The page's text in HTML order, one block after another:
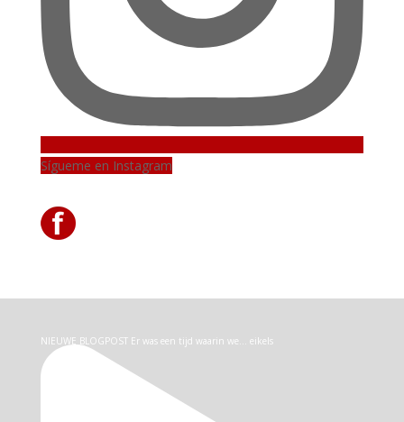
Sígueme en Instagram
NIEUWE BLOGPOST Er was een tijd waarin we… eikels